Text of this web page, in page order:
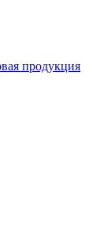
продукция